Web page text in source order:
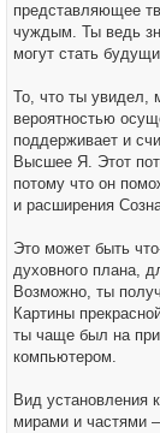
представляющее
чуждым. Ты ведь
могут стать
То, что ты увидел,
вероятностью
поддерживает и
Высшее Я. Этот
потому что он
и расширения
Это может быть
духовного плана,
Возможно, ты
Картины
ты чаще был на
компьютером.
Вид установления
мирами и частями